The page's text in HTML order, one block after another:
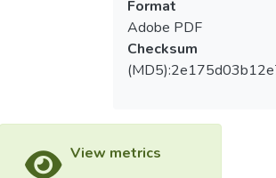
Format
Adobe PDF
Checksum
View metrics